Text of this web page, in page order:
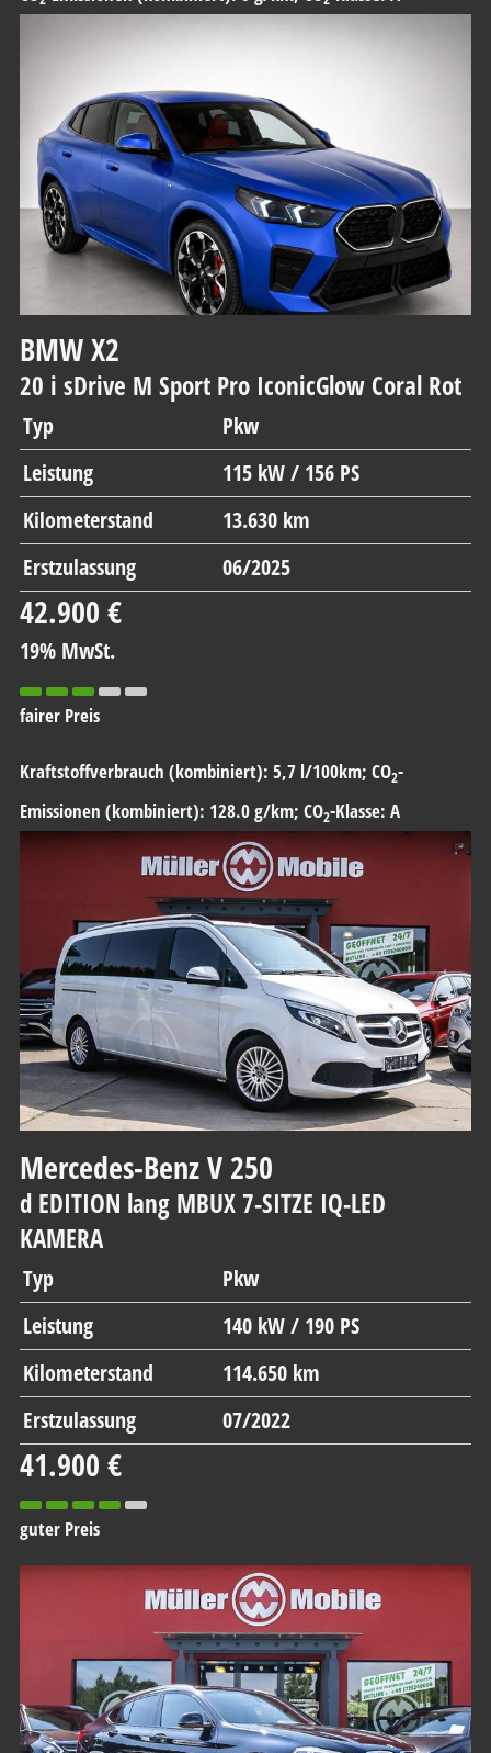
BMWX2
20 i sDrive M Sport Pro IconicGlow Coral Rot
Typ
Pkw
Leistung
115 kW / 156 PS
Kilometerstand
13.630 km
Erstzulassung
06/2025
42.900 €
19% MwSt.
fairer Preis
Kraftstoffverbrauch (kombiniert): 5,7 l/100km; CO2-
Emissionen (kombiniert): 128.0 g/km; CO2-Klasse: A
Mercedes-BenzV 250
d EDITION lang MBUX 7-SITZE IQ-LED
KAMERA
Typ
Pkw
Leistung
140 kW / 190 PS
Kilometerstand
114.650 km
Erstzulassung
07/2022
41.900 €
guter Preis